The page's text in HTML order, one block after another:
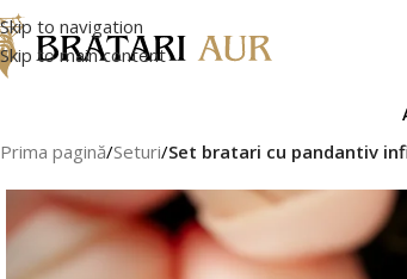
Skip to navigation
Skip to main content
Prima pagină/Seturi/Set bratari cu pandantiv